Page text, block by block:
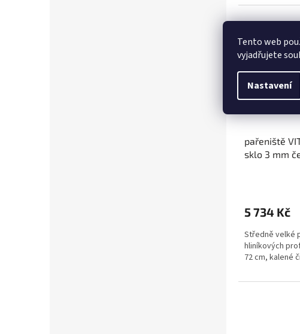
Tento web
vyjadřujete
Nastavení
pařeniště
sklo 3 mm
5 734 Kč
Středně velké
hliníkových
72 cm, kalené